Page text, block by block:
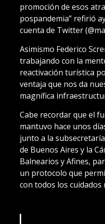
promoción de esos
pospandemia” refirió
cuenta de Twitter
Asimismo Federico
trabajando con la
reactivación turística
ventaja que nos da
magnífica
Cabe recordar que el
mantuvo hace unos
junto a la
de Buenos Aires y la
Balnearios y Afines,
un protocolo que
con todos los cuidados